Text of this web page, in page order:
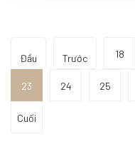
Đầu Trước 18
23 24 25
Cuối